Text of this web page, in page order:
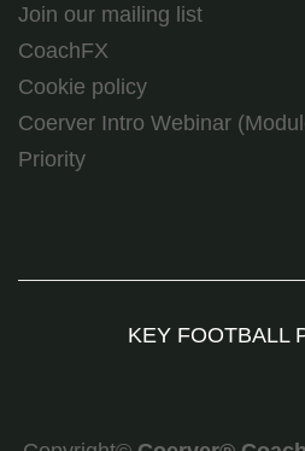
Join our mailing list
CoachFX
Cookie policy
Coerver Intro Webinar
Priority
KEY FOOTBALL